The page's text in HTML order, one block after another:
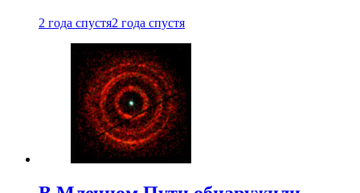
2 года спустя2 года спустя